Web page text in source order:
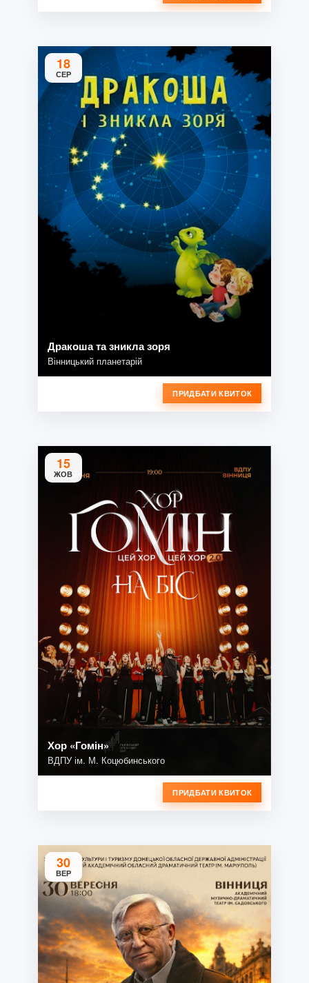
18
СЕР
Дракоша та зникла зоря
Вінницький планетарій
ПРИДБАТИ КВИТОК
15
ЖОВ
Хор «Гомін»
ВДПУ ім. М. Коцюбинського
ПРИДБАТИ КВИТОК
30
ВЕР